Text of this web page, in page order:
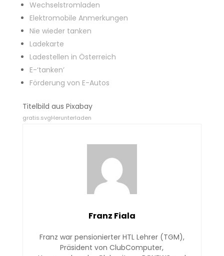
Wechselstromladen
Elektromobile Anmerkungen
Nie wieder tanken
Ladekarte
Ladestellen in Österreich
E-‘tanken’
Förderung von E-Autos
Titelbild aus Pixabay
gratis.svgHerunterladen
Franz Fiala
Franz war pensionierter HTL Lehrer (TGM),
Präsident von ClubComputer,